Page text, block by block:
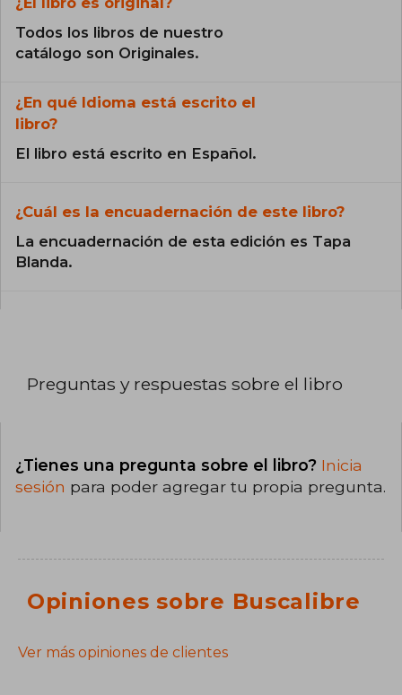
Todos los libros de nuestro
catálogo son Originales.
¿En qué Idioma está escrito el
libro?
El libro está escrito en Español.
¿Cuál es la encuadernación de este libro?
La encuadernación de esta edición es Tapa
Blanda.
Preguntas y respuestas sobre el libro
¿Tienes una pregunta sobre el libro? Inicia
sesión para poder agregar tu propia pregunta.
Opiniones sobre Buscalibre
Ver más opiniones de clientes